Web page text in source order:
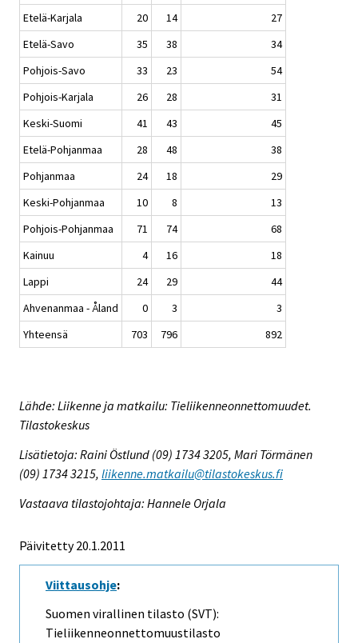
Etelä-Karjala
20 14
27
Etelä-Savo
35 38
34
Pohjois-Savo
33 23
54
Pohjois-Karjala
26 28
31
Keski-Suomi
41 43
45
Etelä-Pohjanmaa
28 48
38
Pohjanmaa
24 18
29
Keski-Pohjanmaa
10 8
13
Pohjois-Pohjanmaa
71 74
68
Kainuu
4 16
18
Lappi
24 29
44
Ahvenanmaa - Åland
0 3
3
Yhteensä
703 796 892
Lähde: Liikenne ja matkailu: Tieliikenneonnettomuudet.
Tilastokeskus
Lisätietoja: Raini Östlund (09) 1734 3205, Mari Törmänen
(09) 1734 3215, liikenne.matkailu@tilastokeskus.fi
Vastaava tilastojohtaja: Hannele Orjala
Päivitetty 20.1.2011
Viittausohje:
Suomen virallinen tilasto (SVT):
Tieliikenneonnettomuustilasto